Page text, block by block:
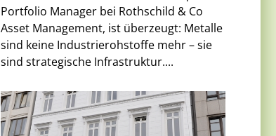
Portfolio Manager bei Rothschild & Co
Asset Management, ist überzeugt: Metalle
sind keine Industrierohstoffe mehr – sie
sind strategische Infrastruktur....